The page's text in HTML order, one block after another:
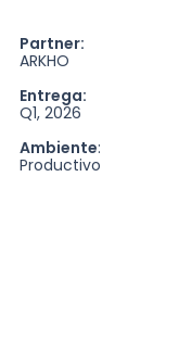
Partner:
ARKHO
Entrega:
Q1, 2026
Ambiente:
Productivo